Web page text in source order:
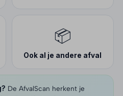
📦
Ook al je andere afval
De AfvalScan herkent je